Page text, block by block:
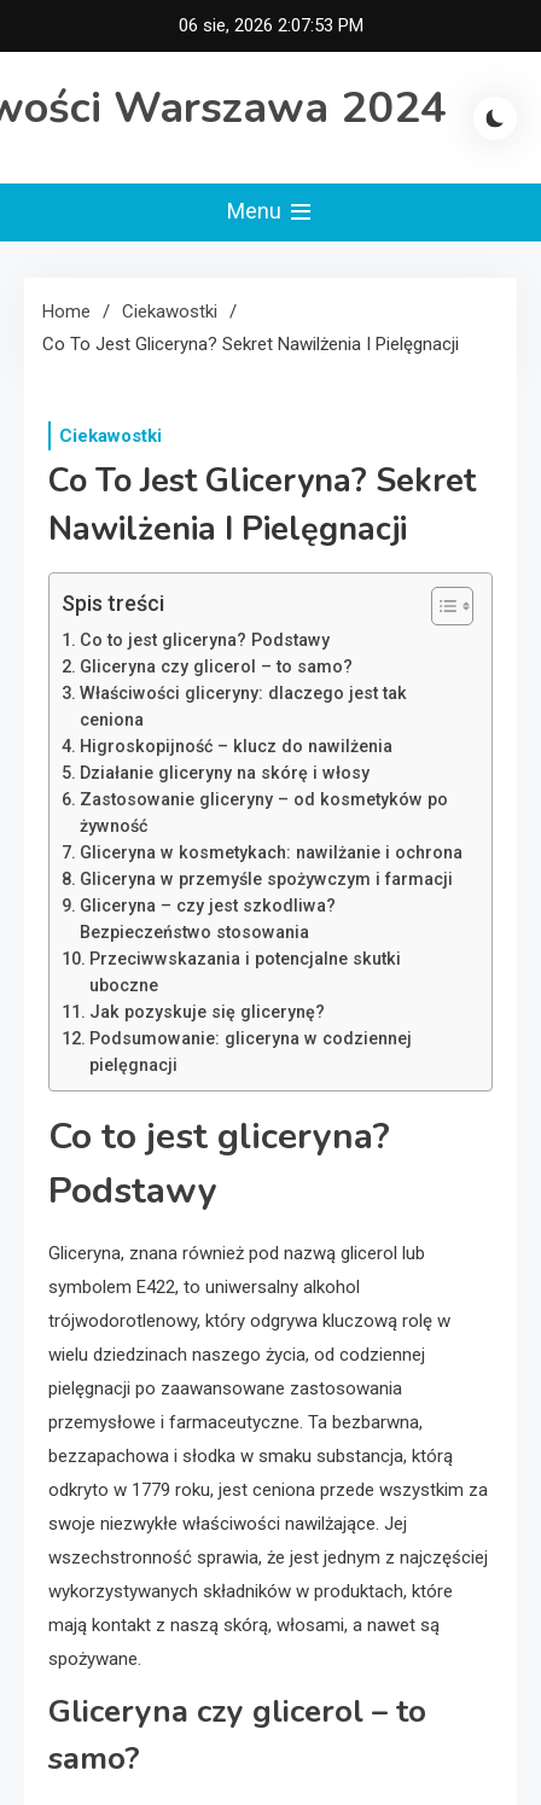
to
06 sie, 2026 2:07:54 PM
Warszawa 2024
Menu
Home
Ciekawostki
Co To Jest Gliceryna? Sekret Nawilżenia I Pielęgnacji
Ciekawostki
Co To Jest Gliceryna? Sekret
Nawilżenia I Pielęgnacji
Spis treści
Co to jest gliceryna? Podstawy
Gliceryna czy glicerol – to samo?
Właściwości gliceryny: dlaczego jest tak
ceniona
Higroskopijność – klucz do nawilżenia
Działanie gliceryny na skórę i włosy
Zastosowanie gliceryny – od kosmetyków po
żywność
Gliceryna w kosmetykach: nawilżanie i ochrona
Gliceryna w przemyśle spożywczym i farmacji
Gliceryna – czy jest szkodliwa?
Bezpieczeństwo stosowania
Przeciwwskazania i potencjalne skutki
uboczne
Jak pozyskuje się glicerynę?
Podsumowanie: gliceryna w codziennej
pielęgnacji
Co to jest gliceryna?
Podstawy
Gliceryna, znana również pod nazwą glicerol lub
symbolem E422, to uniwersalny alkohol
trójwodorotlenowy, który odgrywa kluczową rolę w
wielu dziedzinach naszego życia, od codziennej
pielęgnacji po zaawansowane zastosowania
przemysłowe i farmaceutyczne. Ta bezbarwna,
bezzapachowa i słodka w smaku substancja, którą
odkryto w 1779 roku, jest ceniona przede wszystkim za
swoje niezwykłe właściwości nawilżające. Jej
wszechstronność sprawia, że jest jednym z najczęściej
wykorzystywanych składników w produktach, które
mają kontakt z naszą skórą, włosami, a nawet są
spożywane.
Gliceryna czy glicerol – to
samo?